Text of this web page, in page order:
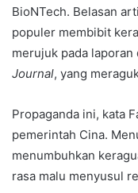
BioNTech. Belasan
populer membibit
merujuk pada
Journal, yang
Propaganda ini, kata
pemerintah Cina.
menumbuhkan
rasa malu menyusul